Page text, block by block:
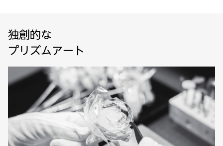
独創的な
プリズムアート